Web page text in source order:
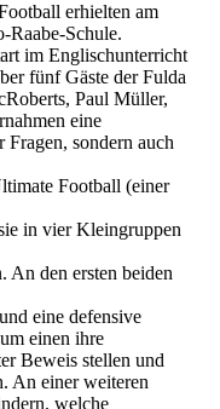
erhielten am
Raabe-Schule.
im Englischunterricht
fünf Gäste der Fulda
Paul Müller,
eine
sondern auch
Football (einer
in vier Kleingruppen
An den ersten beiden
eine defensive
einen ihre
Beweis stellen und
An einer weiteren
welche